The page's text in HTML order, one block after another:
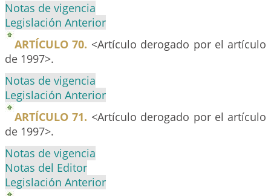
Notas de vigencia
Legislación Anterior
ARTÍCULO 70. <Artículo derogado por el artículo
de 1997>.
Notas de vigencia
Legislación Anterior
ARTÍCULO 71. <Artículo derogado por el artículo
de 1997>.
Notas de vigencia
Notas del Editor
Legislación Anterior